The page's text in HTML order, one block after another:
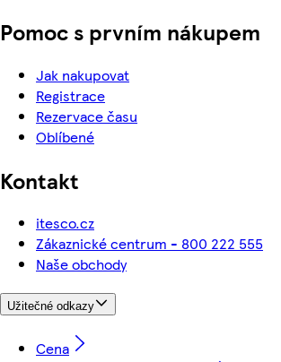
Pomoc s prvním nákupem
Jak nakupovat
Registrace
Rezervace času
Oblíbené
Kontakt
itesco.cz
Zákaznické centrum - 800 222 555
Naše obchody
Užitečné odkazy
Cena